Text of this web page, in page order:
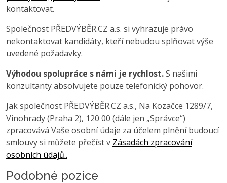
kontaktovat.
Společnost PŘEDVÝBĚR.CZ a.s. si vyhrazuje právo
nekontaktovat kandidáty, kteří nebudou splňovat výše
uvedené požadavky.
Výhodou spolupráce s námi je rychlost.S našimi
konzultanty absolvujete pouze telefonický pohovor.
Jak společnost PŘEDVÝBĚR.CZ a.s., Na Kozačce 1289/7,
Vinohrady (Praha 2), 120 00 (dále jen „Správce“)
zpracovává Vaše osobní údaje za účelem plnění budoucí
smlouvy si můžete přečíst v Zásadách zpracování
osobních údajů..
Podobné pozice